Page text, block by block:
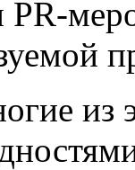
PR-
из